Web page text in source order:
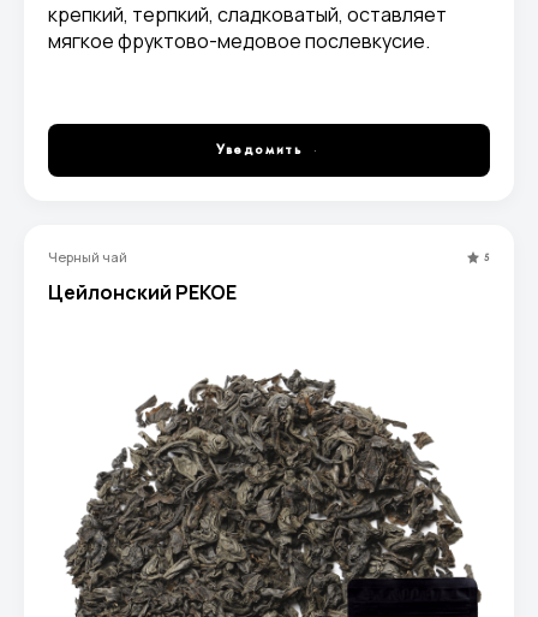
крепкий, терпкий, сладковатый, оставляет
мягкое фруктово-медовое послевкусие.
Уведомить
Черный чай 5
Цейлонский PEKOE